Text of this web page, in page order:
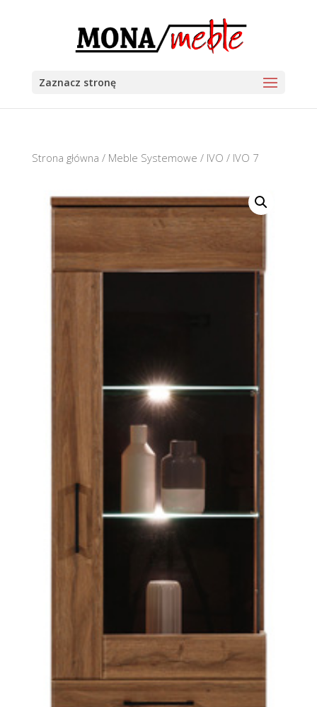
Zaznacz stronę
Strona główna / Meble Systemowe / IVO / IVO 7